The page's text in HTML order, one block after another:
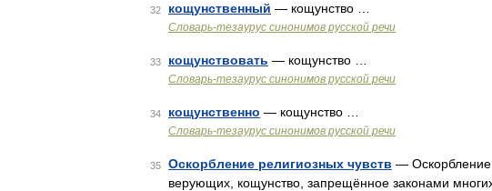
32 кощунственный — кощунство …
Словарь-тезаурус синонимов русской речи
33 кощунствовать — кощунство …
Словарь-тезаурус синонимов русской речи
34 кощунственно — кощунство …
Словарь-тезаурус синонимов русской речи
35 Оскорбление религиозных чувств — Оскорбление
верующих, кощунство, запрещённое законами